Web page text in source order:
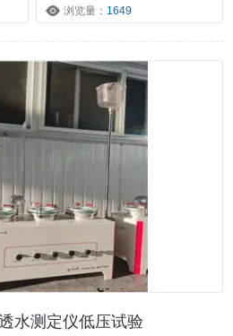
浏览量： 1649
水测定仪低压试验